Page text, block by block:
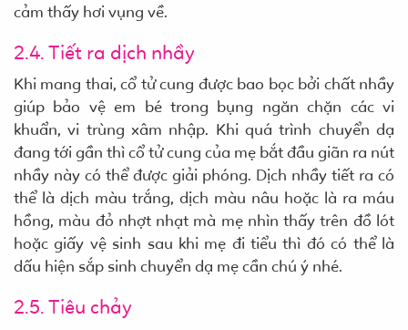
cảm thấy hơi vụng về.
2.4. Tiết ra dịch nhầy
Khi mang thai, cổ tử cung được bao bọc bởi chất nhầy
giúp bảo vệ em bé trong bụng ngăn chặn các vi
khuẩn, vi trùng xâm nhập. Khi quá trình chuyển dạ
đang tới gần thì cổ tử cung của mẹ bắt đầu giãn ra nút
nhầy này có thể được giải phóng. Dịch nhầy tiết ra có
thể là dịch màu trắng, dịch màu nâu hoặc là ra máu
hồng, màu đỏ nhợt nhạt mà mẹ nhìn thấy trên đồ lót
hoặc giấy vệ sinh sau khi mẹ đi tiểu thì đó có thể là
dấu hiện sắp sinh chuyển dạ mẹ cần chú ý nhé.
2.5. Tiêu chảy